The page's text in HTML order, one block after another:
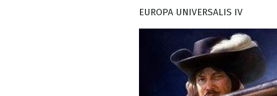
EUROPA UNIVERSALIS IV